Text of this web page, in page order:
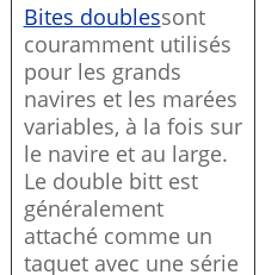
Bites doublessont
couramment utilisés
pour les grands
navires et les marées
variables, à la fois sur
le navire et au large.
Le double bitt est
généralement
attaché comme un
taquet avec une série